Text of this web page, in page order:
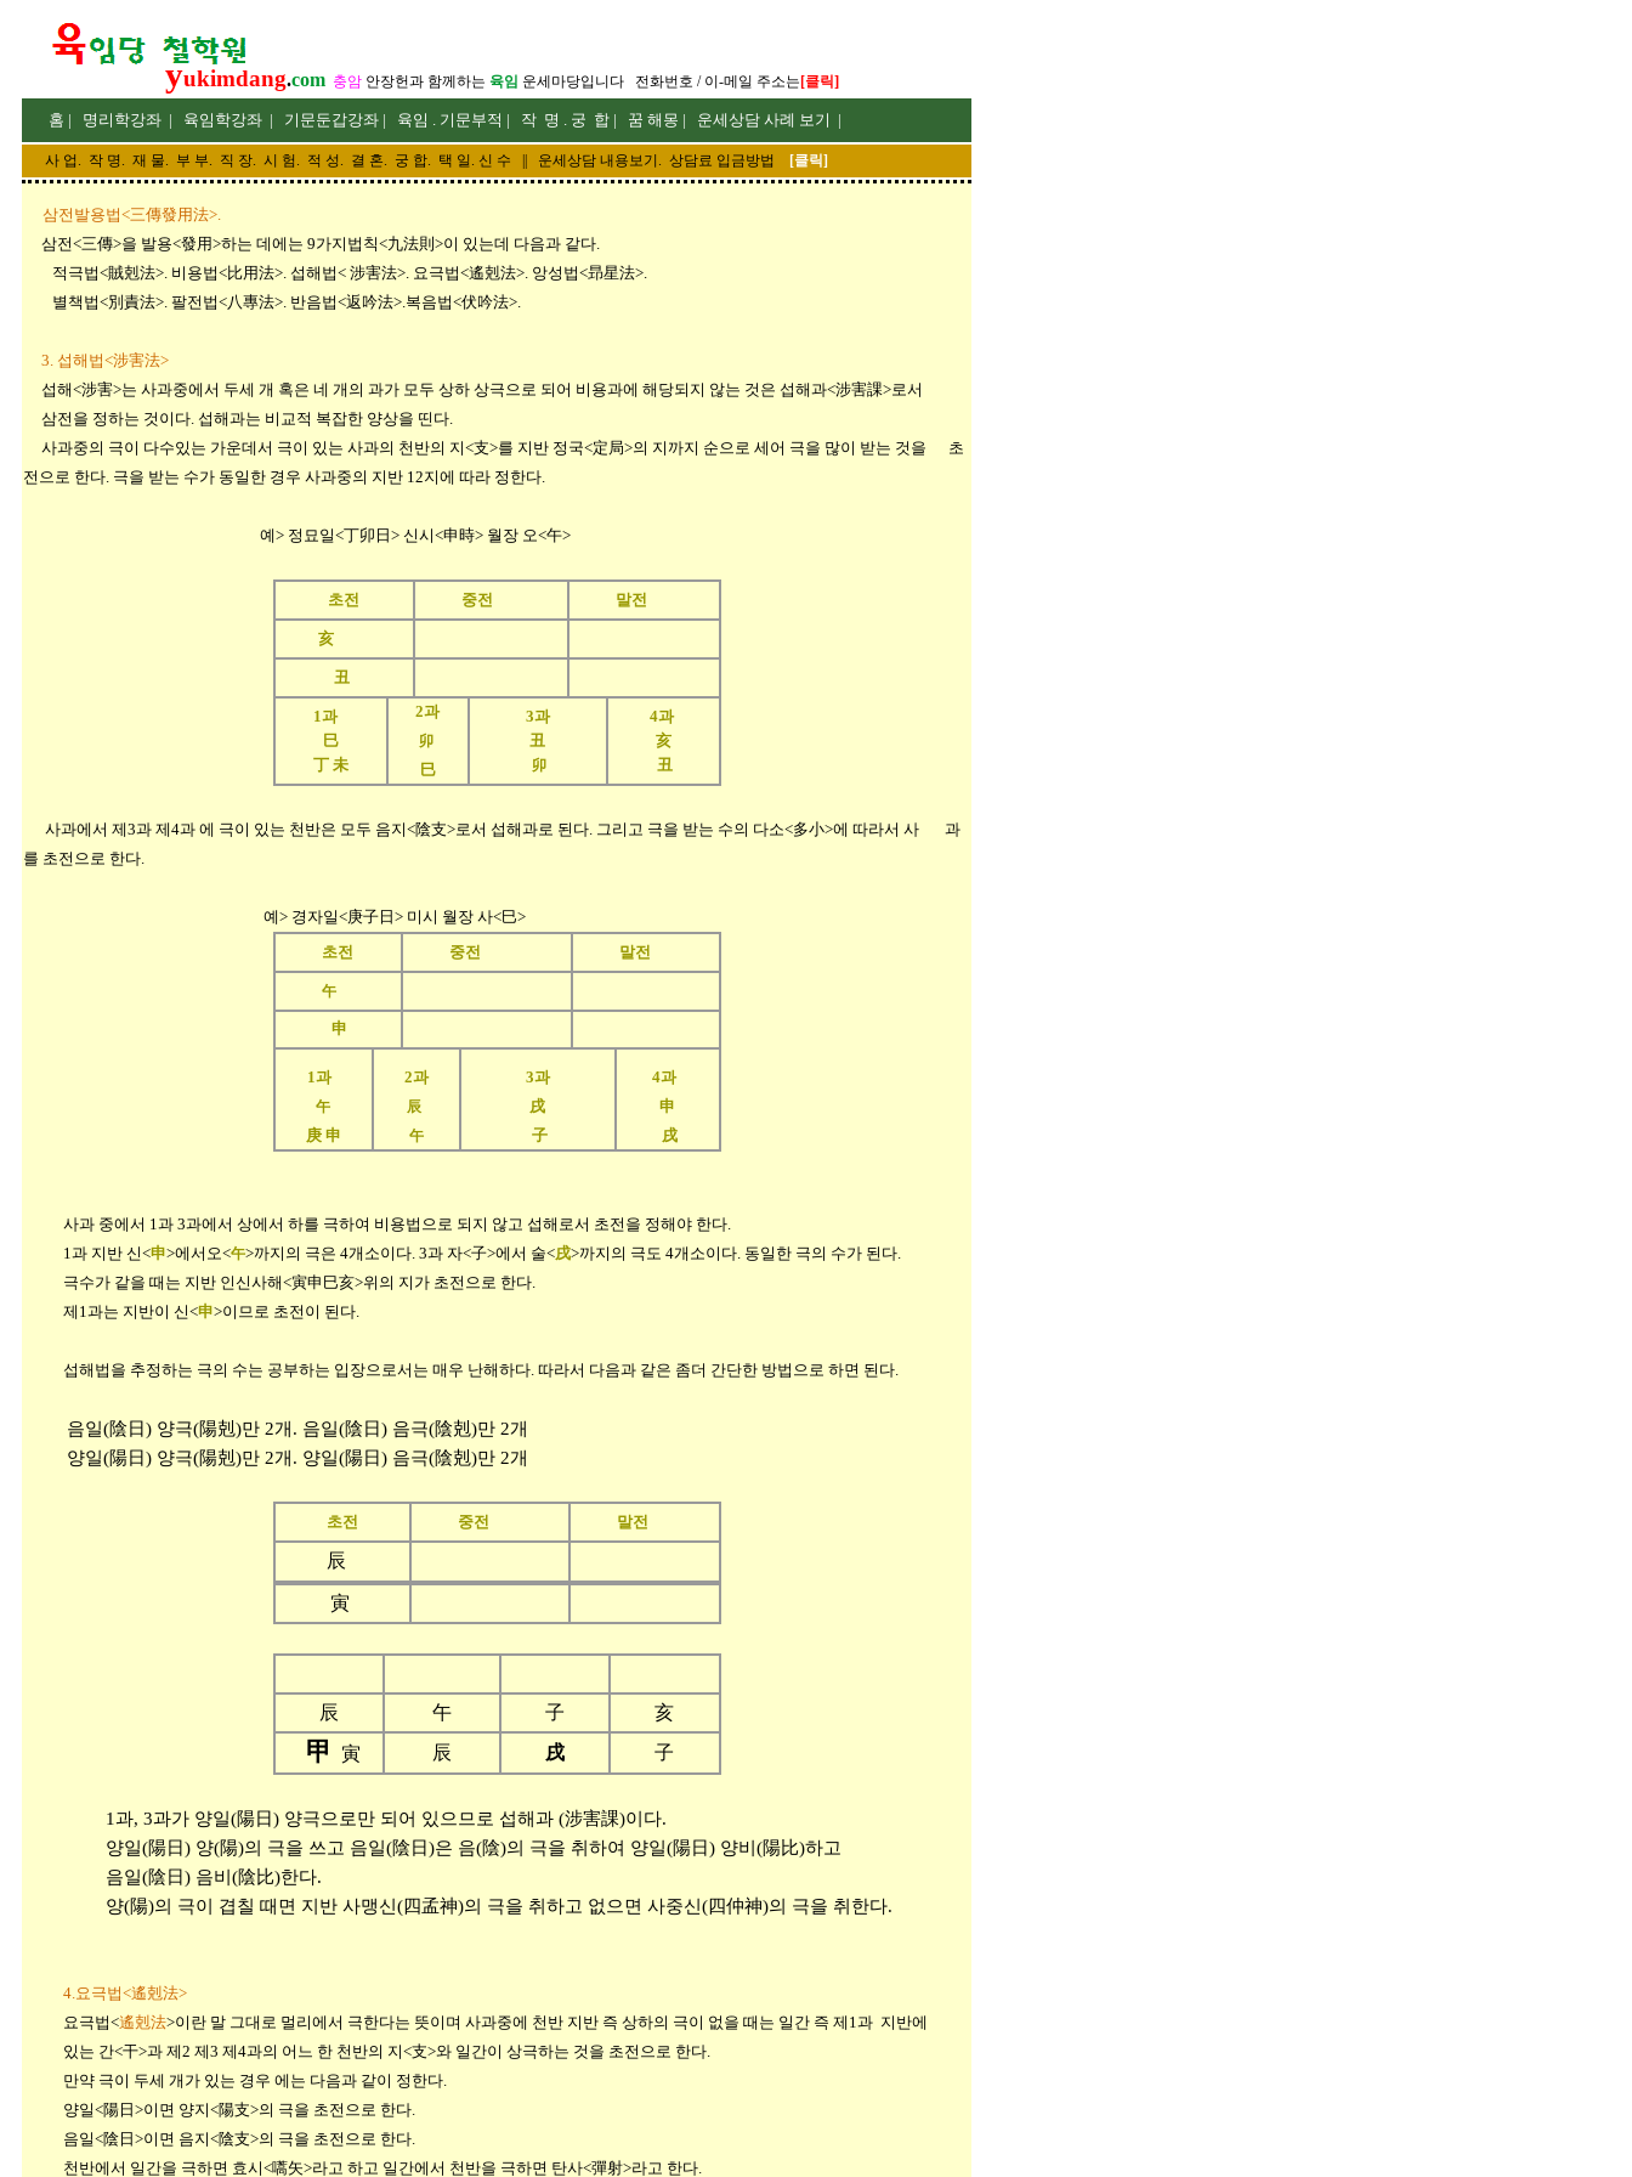
yukimdang.com 충암 안장헌과 함께하는 육임 운세마당입니다 전화번호 / 이-메일 주소는 [클릭]
홈 | 명리 학강좌 | 육임학강좌 | 기문둔갑강좌 | 육임 . 기문부적 | 작 명 . 궁 합 | 꿈 해몽 | 운세상담 사례 보기 |
사 업 . 작 명. 재 물. 부 부. 직 장. 시 험. 적 성. 결 혼. 궁 합. 택 일. 신 수 운세 상담 내용보기. 상담료 입금방법 [클릭]
삼전발용법<三傳發用法>.
삼전<三傳>을 발용<發用>하는 데에는 9가지법칙<九法則>이 있는데 다음과 같다.
적극법<賊剋法>. 비용법<比用法>. 섭해법< 涉害法>. 요극법<遙剋法>. 앙성법<昻星法>.
별책법<別責法>. 팔전법<八專法>. 반음법<返吟法>.복음법<伏吟法>.
3. 섭해법<涉害法>
섭해<涉害>는 사과중에서 두세 개 혹은 네 개의 과가 모두 상하 상극으로 되어 비용과에 해당되지 않는 것은 섭해과<涉害課>로서
삼전을 정하는 것이다. 섭해과는 비교적 복잡한 양상을 띤다.
사과중의 극이 다수있는 가운데서 극이 있는 사과의 천반의 지<支>를 지반 정국<定局>의 지까지 순으로 세어 극을 많이 받는 것을 초
전으로 한다. 극을 받는 수가 동일한 경우 사과중의 지반 12지에 따라 정한다.
예> 정묘일<丁卯日> 신시<申時> 월장 오<午>
초전 중전 말전
亥
丑
1과
巳
丁 未
2과
卯
巳
3과
丑
卯
4과
亥
丑
사과에서 제3과 제4과 에 극이 있는 천반은 모두 음지<陰支>로서 섭해과로 된다. 그리고 극을 받는 수의 다소<多小>에 따라서 사 과
를 초전으로 한다.
예> 경자일<庚子日> 미시 월장 사<巳>
초전
중전 말전
午
申
1과
午
庚 申
2과
辰
午
3과
戌
子
4과
申
戌
사과 중에서 1과 3과에서 상에서 하를 극하여 비용법으로 되지 않고 섭해로서 초전을 정해야 한다.
1과 지반 신<申>에서오<午>까지의 극은 4개소이다. 3과 자<子>에서 술<戌>까지의 극도 4개소이다. 동일한 극의 수가 된다.
극수가 같을 때는 지반 인신사해<寅申巳亥>위의 지가 초전으로 한다.
제1과는 지반이 신<申>이므로 초전이 된다.
섭해법을 추정하는 극의 수는 공부하는 입장으로서는 매우 난해하다. 따라서 다음과 같은 좀더 간단한 방법으로 하면 된다.
음일(陰日) 양극(陽剋)만 2개. 음일(陰日) 음극(陰剋)만 2개
양일(陽日) 양극(陽剋)만 2개. 양일(陽日) 음극(陰剋)만 2개
초전 중전 말전
辰
寅
辰 午 子 亥
甲 寅 辰 戌 子
1과, 3과가 양일(陽日) 양극으로만 되어 있으므로 섭해과 (涉害課)이다.
양일(陽日) 양(陽)의 극을 쓰고 음일(陰日)은 음(陰)의 극을 취하여 양일(陽日) 양비(陽比)하고
음일(陰日) 음비(陰比)한다.
양(陽)의 극이 겹칠 때면 지반 사맹신(四孟神)의 극을 취하고 없으면 사중신(四仲神)의 극을 취한다.
4.요극법<遙剋法>
요극법<遙剋法>이란 말 그대로 멀리에서 극한다는 뜻이며 사과중에 천반 지반 즉 상하의 극이 없을 때는 일간 즉 제1과 지반에
있는 간<干>과 제2 제3 제4과의 어느 한 천반의 지<支>와 일간이 상극하는 것을 초전으로 한다.
만약 극이 두세 개가 있는 경우 에는 다음과 같이 정한다.
양일<陽日>이면 양지<陽支>의 극을 초전으로 한다.
음일<陰日>이면 음지<陰支>의 극을 초전으로 한다.
천반에서 일간을 극하면 효시<嚆矢>라고 하고 일간에서 천반을 극하면 탄사<彈射>라고 한다.